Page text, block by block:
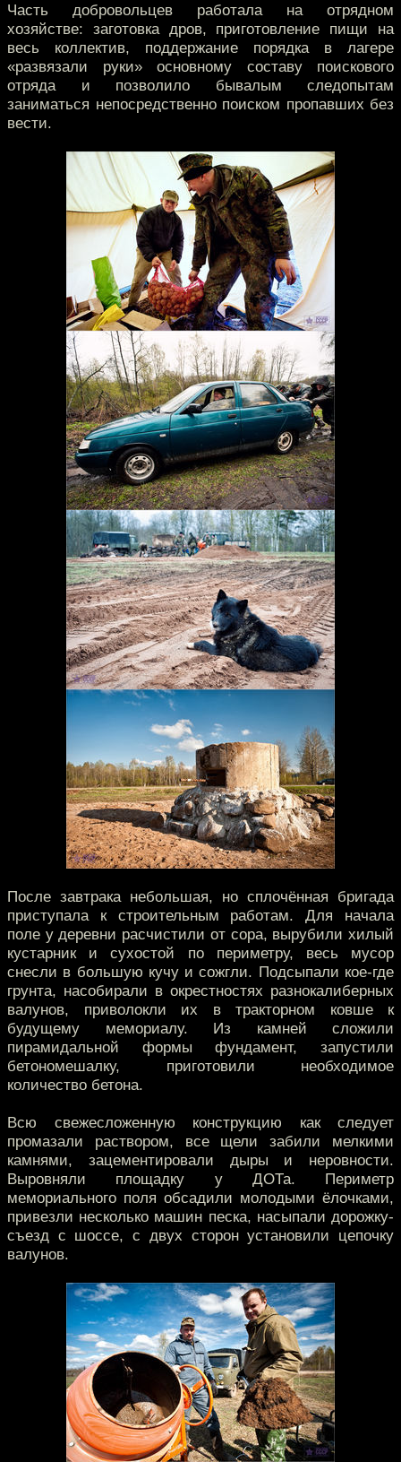
Часть добровольцев работала на отрядном
хозяйстве: заготовка дров, приготовление пищи на
весь коллектив, поддержание порядка в лагере
«развязали руки» основному составу поискового
отряда и позволило бывалым следопытам
заниматься непосредственно поиском пропавших без
вести.
После завтрака небольшая, но сплочённая бригада
приступала к строительным работам. Для начала
поле у деревни расчистили от сора, вырубили хилый
кустарник и сухостой по периметру, весь мусор
снесли в большую кучу и сожгли. Подсыпали кое-где
грунта, насобирали в окрестностях разнокалиберных
валунов, приволокли их в тракторном ковше к
будущему мемориалу. Из камней сложили
пирамидальной формы фундамент, запустили
бетономешалку, приготовили необходимое
количество бетона.
Всю свежесложенную конструкцию как следует
промазали раствором, все щели забили мелкими
камнями, зацементировали дыры и неровности.
Выровняли площадку у ДОТа. Периметр
мемориального поля обсадили молодыми ёлочками,
привезли несколько машин песка, насыпали дорожку-
съезд с шоссе, с двух сторон установили цепочку
валунов.